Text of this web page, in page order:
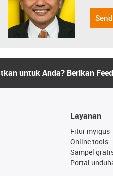
untuk Anda? Berikan
Layanan
Fitur myigus
Online tools
Sampel
Portal